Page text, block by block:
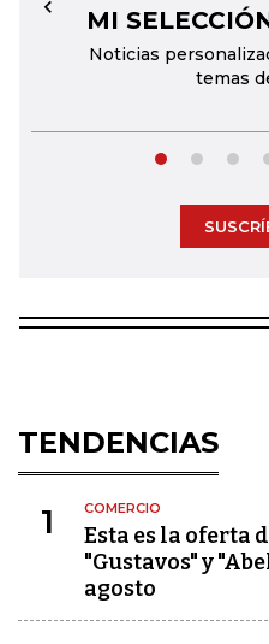
MI
Noticias
temas
←
TENDENCIAS
1 COMERCIO
Esta es la oferta
"Gustavos" y
agosto